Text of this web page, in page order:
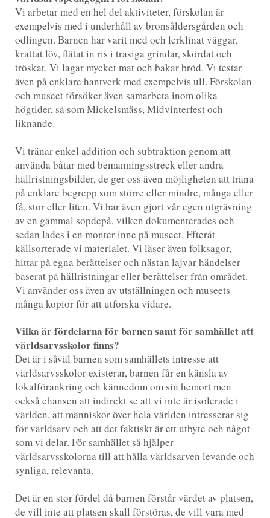
Vi arbetar med en hel del aktiviteter, förskolan är
exempelvis med i underhåll av bronsåldersgården och
odlingen. Barnen har varit med och lerklinat väggar,
krattat löv, flätat in ris i trasiga grindar, skördat och
tröskat. Vi lagar mycket mat och bakar bröd. Vi testar
även på enklare hantverk med exempelvis ull. Förskolan
och museet försöker även samarbeta inom olika
högtider, så som Mickelsmäss, Midvinterfest och
liknande.
Vi tränar enkel addition och subtraktion genom att
använda båtar med bemanningsstreck eller andra
hällristningsbilder, de ger oss även möjligheten att träna
på enklare begrepp som större eller mindre, många eller
få, stor eller liten. Vi har även gjort vår egen utgrävning
av en gammal sopdepå, vilken dokumenterades och
sedan lades i en monter inne på museet. Efteråt
källsorterade vi materialet. Vi läser även folksagor,
hittar på egna berättelser och nästan lajvar händelser
baserat på hällristningar eller berättelser från området.
Vi använder oss även av utställningen och museets
många kopior för att utforska vidare.
Vilka är fördelarna för barnen samt för samhället att
världsarvsskolor finns?
Det är i såväl barnen som samhällets intresse att
världsarvsskolor existerar, barnen får en känsla av
lokalförankring och kännedom om sin hemort men
också chansen att indirekt se att vi inte är isolerade i
världen, att människor över hela världen intresserar sig
för världsarv och att det faktiskt är ett utbyte och något
som vi delar. För samhället så hjälper
världsarvsskolorna till att hålla världsarven levande och
synliga, relevanta.
Det är en stor fördel då barnen förstår värdet av platsen,
de vill inte att platsen skall förstöras, de vill vara med